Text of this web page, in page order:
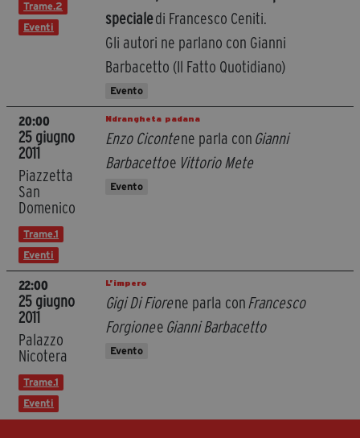
Trame.2
Eventi
specialedi Francesco Ceniti.
Gli autori ne parlano con Gianni
Barbacetto (Il Fatto Quotidiano)
Evento
20:00
25 giugno
2011
Piazzetta
San
Domenico
Trame.1
Eventi
Ndrangheta padana
Enzo Cicontene parla con Gianni
Barbacettoe Vittorio Mete
Evento
22:00
25 giugno
2011
Palazzo
Nicotera
Trame.1
Eventi
L’impero
Gigi Di Fiorene parla conFrancesco
Forgionee Gianni Barbacetto
Evento